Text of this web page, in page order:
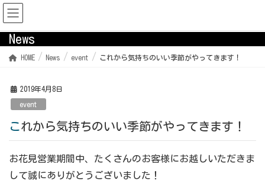
News
HOME News event これから気持ちのいい季節がやってきます！
2019年4月8日
event
これから気持ちのいい季節がやってきます！
お花見営業期間中、たくさんのお客様にお越しいただきま
して誠にありがとうございました！